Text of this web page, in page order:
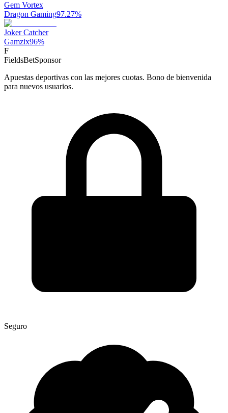
Gem Vortex
Dragon Gaming97.27%
Joker Catcher
Gamzix96%
F
FieldsBetSponsor
Apuestas deportivas con las mejores cuotas. Bono de bienvenida
para nuevos usuarios.
Seguro